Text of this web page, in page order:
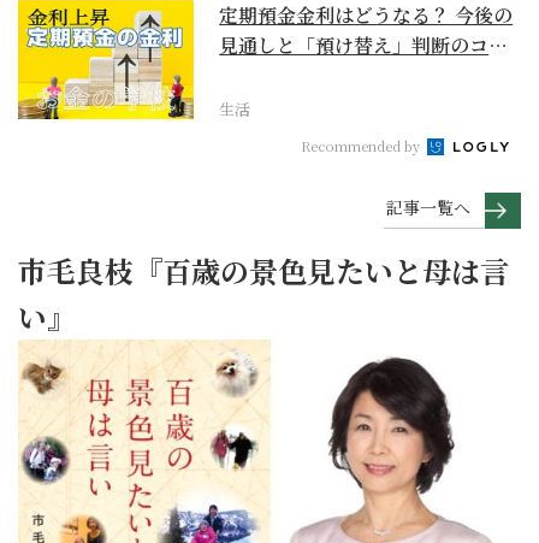
定期預金金利はどうなる？ 今後の
見通しと「預け替え」判断のコツ
生活
Recommended by
記事一覧へ
市毛良枝『百歳の景色見たいと母は言
い』